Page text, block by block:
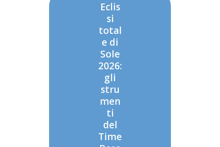
Eclis
si
total
e di
Sole
2026:
gli
stru
men
ti
del
Time